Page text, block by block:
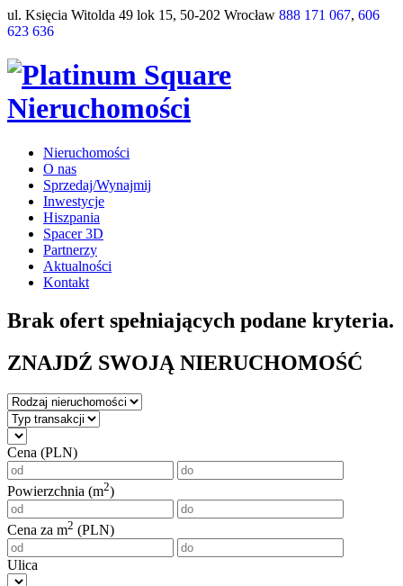
ul. Księcia Witolda 49 lok 15, 50-202 Wrocław 888 171 067, 606
623 636
Nieruchomości
O nas
Sprzedaj/Wynajmij
Inwestycje
Hiszpania
Spacer 3D
Partnerzy
Aktualności
Kontakt
Brak ofert spełniających podane kryteria.
ZNAJDŹ SWOJĄ NIERUCHOMOŚĆ
Cena (PLN)
Powierzchnia (m2)
Cena za m2 (PLN)
Ulica